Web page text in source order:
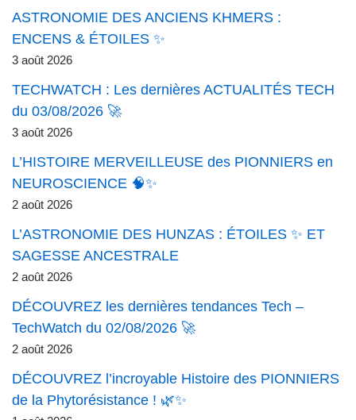
ASTRONOMIE DES ANCIENS KHMERS :
ENCENS & ÉTOILES ✨
3 août 2026
TECHWATCH : Les dernières ACTUALITÉS TECH
du 03/08/2026 🚀
3 août 2026
L’HISTOIRE MERVEILLEUSE des PIONNIERS en
NEUROSCIENCE 🧠✨
2 août 2026
L’ASTRONOMIE DES HUNZAS : ÉTOILES ✨ ET
SAGESSE ANCESTRALE
2 août 2026
DÉCOUVREZ les dernières tendances Tech –
TechWatch du 02/08/2026 🚀
2 août 2026
DÉCOUVREZ l’incroyable Histoire des PIONNIERS
de la Phytorésistance ! 🌿✨